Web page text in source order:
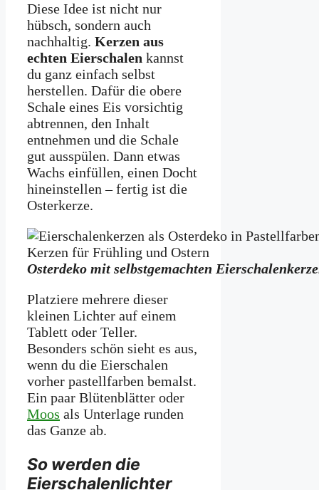
Diese Idee ist nicht nur
hübsch, sondern auch
nachhaltig. Kerzen aus
echten Eierschalen kannst
du ganz einfach selbst
herstellen. Dafür die obere
Schale eines Eis vorsichtig
abtrennen, den Inhalt
entnehmen und die Schale
gut ausspülen. Dann etwas
Wachs einfüllen, einen Docht
hineinstellen – fertig ist die
Osterkerze.
Osterdeko mit selbstgemachten
Platziere mehrere dieser
kleinen Lichter auf einem
Tablett oder Teller.
Besonders schön sieht es aus,
wenn du die Eierschalen
vorher pastellfarben bemalst.
Ein paar Blütenblätter oder
Moos als Unterlage runden
das Ganze ab.
So werden die
Eierschalenlichter